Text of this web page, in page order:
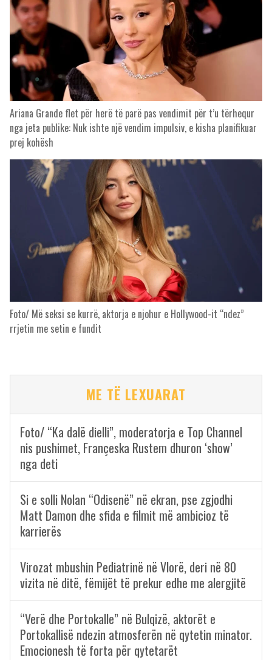
Ariana Grande flet për herë të parë pas vendimit për t’u tërhequr
nga jeta publike: Nuk ishte një vendim impulsiv, e kisha planifikuar
prej kohësh
Foto/ Më seksi se kurrë, aktorja e njohur e Hollywood-it “ndez”
rrjetin me setin e fundit
ME TË LEXUARAT
Foto/ “Ka dalë dielli”, moderatorja e Top Channel
nis pushimet, Françeska Rustem dhuron ‘show’
nga deti
Si e solli Nolan “Odisenë” në ekran, pse zgjodhi
Matt Damon dhe sfida e filmit më ambicioz të
karrierës
Virozat mbushin Pediatrinë në Vlorë, deri në 80
vizita në ditë, fëmijët të prekur edhe me alergjitë
“Verë dhe Portokalle” në Bulqizë, aktorët e
Portokallisë ndezin atmosferën në qytetin minator.
Emocionesh të forta për qytetarët